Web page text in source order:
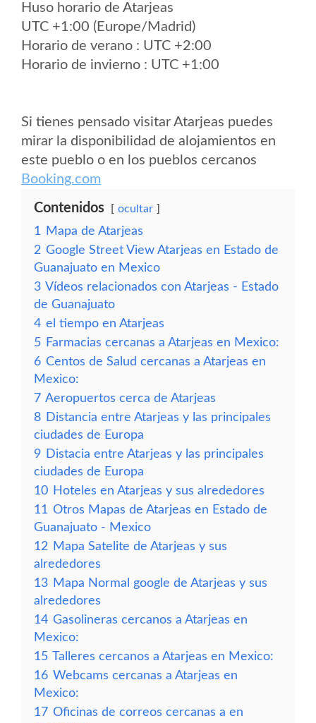
Huso horario de Atarjeas
UTC +1:00 (Europe/Madrid)
Horario de verano : UTC +2:00
Horario de invierno : UTC +1:00
Si tienes pensado visitar Atarjeas puedes
mirar la disponibilidad de alojamientos en
este pueblo o en los pueblos cercanos
Booking.com
Contenidos ocultar
1
Mapa de Atarjeas
2 Google Street View Atarjeas en Estado de
Guanajuato en Mexico
3 Vídeos relacionados con Atarjeas - Estado
de Guanajuato
4 el tiempo en Atarjeas
5 Farmacias cercanas a Atarjeas en Mexico:
6 Centos de Salud cercanas a Atarjeas en
Mexico:
7 Aeropuertos cerca de Atarjeas
8 Distancia entre Atarjeas y las principales
ciudades de Europa
9 Distacia entre Atarjeas y las principales
ciudades de Europa
10 Hoteles en Atarjeas y sus alrededores
11 Otros Mapas de Atarjeas en Estado de
Guanajuato - Mexico
12 Mapa Satelite de Atarjeas y sus
alrededores
13 Mapa Normal google de Atarjeas y sus
alrededores
14 Gasolineras cercanos a Atarjeas en
Mexico:
15 Talleres cercanos a Atarjeas en Mexico:
16 Webcams cercanas a Atarjeas en
Mexico:
17 Oficinas de correos cercanas a en